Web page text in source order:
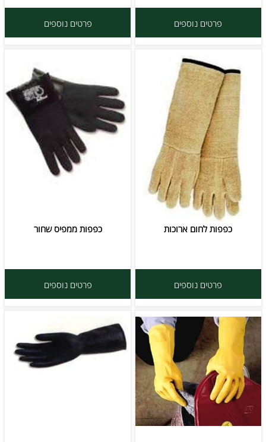
פרטים נוספים פרטים נוספים
כפפות לחום ארוכות
פרטים נוספים
כפפות ממפיס שחור
פרטים נוספים